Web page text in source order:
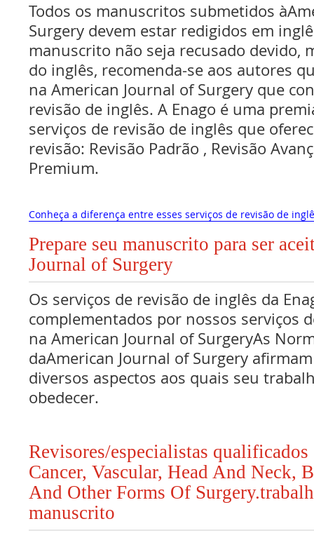
Todos os manuscritos submetidos
Surgery devem estar redigidos em
manuscrito não seja recusado devido,
do inglês, recomenda-se aos autores
na American Journal of Surgery que
revisão de inglês. A Enago é uma
serviços de revisão de inglês que
revisão: Revisão Padrão , Revisão
Premium.
Conheça a diferença entre esses serviços de revisão de
Prepare seu manuscrito para ser
Journal of Surgery
Os serviços de revisão de inglês da
complementados por nossos serviços
na American Journal of SurgeryAs
daAmerican Journal of Surgery
diversos aspectos aos quais seu
obedecer.
Revisores/especialistas
Cancer, Vascular, Head And Neck,
And Other Forms Of
manuscrito